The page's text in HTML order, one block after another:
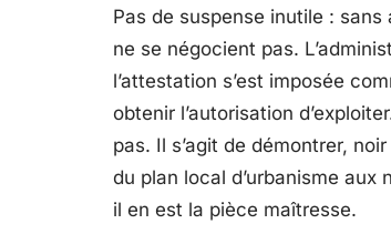
Pas de suspense inutile :
ne se négocient pas.
l’attestation s’est imposée
obtenir l’autorisation
pas. Il s’agit de démontrer,
du plan local d’urbanisme
il en est la pièce maîtresse.